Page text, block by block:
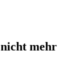
mehr